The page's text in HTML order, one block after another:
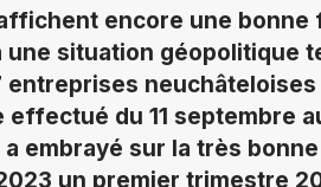
encore une
une situation géopolitique
neuchâteloises
effectué du 11 septembre
embrayé sur la très
un premier trimestre